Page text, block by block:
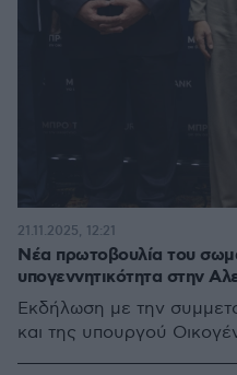
Νέα πρωτοβουλία του
υπογεννητικότητα στην
Εκδήλωση με την
και της υπουργού
21.11.2025, 12:21